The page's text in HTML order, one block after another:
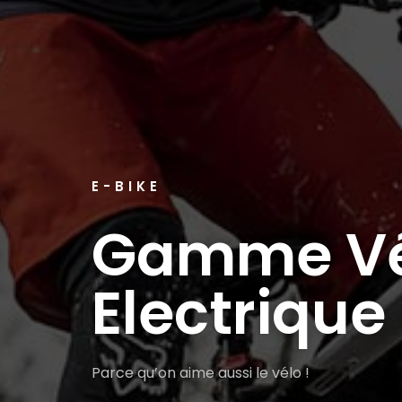
E-BIKE
Gamme
Electrique
Parce qu’on aime aussi le vélo !